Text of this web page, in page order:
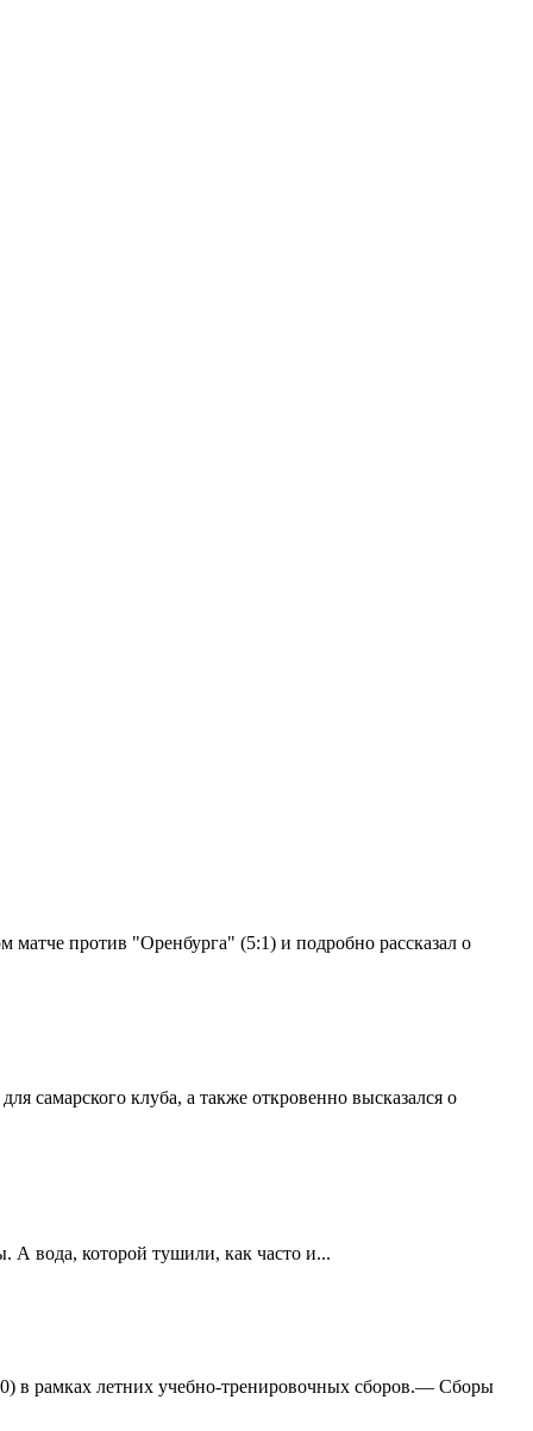
матче против "Оренбурга" (5:1) и подробно рассказал о
самарского клуба, а также откровенно высказался о
вода, которой тушили, как часто и...
в рамках летних учебно-тренировочных сборов.— Сборы